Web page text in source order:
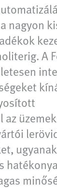
nagyon
A